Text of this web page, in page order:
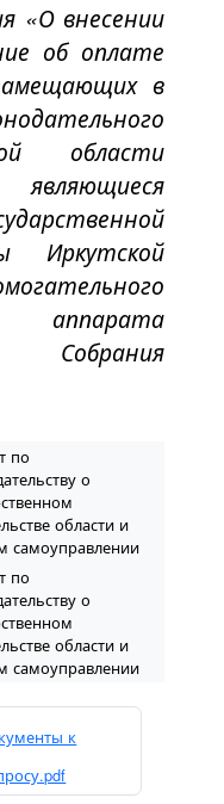
«О внесении
об оплате
в
области
Иркутской
Собрания
по
о
области и
самоуправлении
по
о
области и
самоуправлении
к